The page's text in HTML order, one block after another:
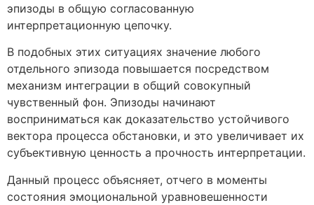
эпизоды в общую согласованную
интерпретационную цепочку.
В подобных этих ситуациях значение любого
отдельного эпизода повышается посредством
механизм интеграции в общий совокупный
чувственный фон. Эпизоды начинают
восприниматься как доказательство устойчивого
вектора процесса обстановки, и это увеличивает их
субъективную ценность а прочность интерпретации.
Данный процесс объясняет, отчего в моменты
состояния эмоциональной уравновешенности